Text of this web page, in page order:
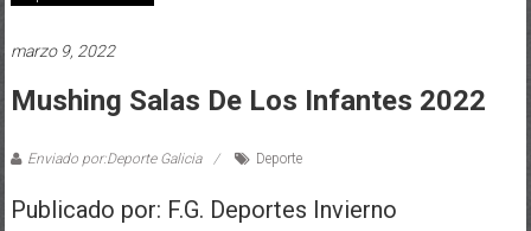
marzo 9, 2022
Mushing Salas De Los Infantes 2022
Enviado por:Deporte Galicia Deporte
Publicado por: F.G. Deportes Invierno